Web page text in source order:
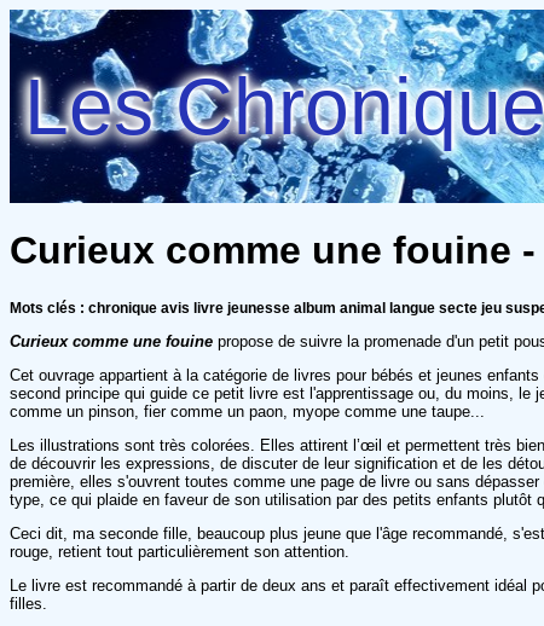
Les
Curieux comme une fouine
Mots clés : chronique avis livre jeunesse album animal langue secte jeu
Curieux comme une fouine propose de suivre la promenade d'un petit
Cet ouvrage appartient à la catégorie de livres pour bébés et jeunes
second principe qui guide ce petit livre est l'apprentissage ou, du moins,
comme un pinson, fier comme un paon, myope comme une taupe...
Les illustrations sont très colorées. Elles attirent l’œil et permettent très
de découvrir les expressions, de discuter de leur signification et de les
première, elles s'ouvrent toutes comme une page de livre ou sans
type, ce qui plaide en faveur de son utilisation par des petits enfants plutôt
Ceci dit, ma seconde fille, beaucoup plus jeune que l'âge recommandé,
rouge, retient tout particulièrement son attention.
Le livre est recommandé à partir de deux ans et paraît effectivement
filles.